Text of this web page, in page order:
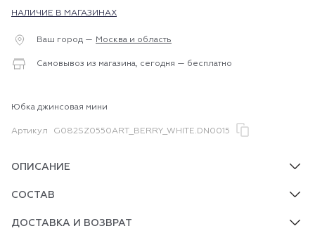
НАЛИЧИЕ В МАГАЗИНАХ
Ваш город — Москва и область
Самовывоз из магазина, сегодня — бесплатно
Юбка джинсовая мини
Артикул G082SZ0550ART_BERRY_WHITE.DN0015
ОПИСАНИЕ
СОСТАВ
ДОСТАВКА И ВОЗВРАТ